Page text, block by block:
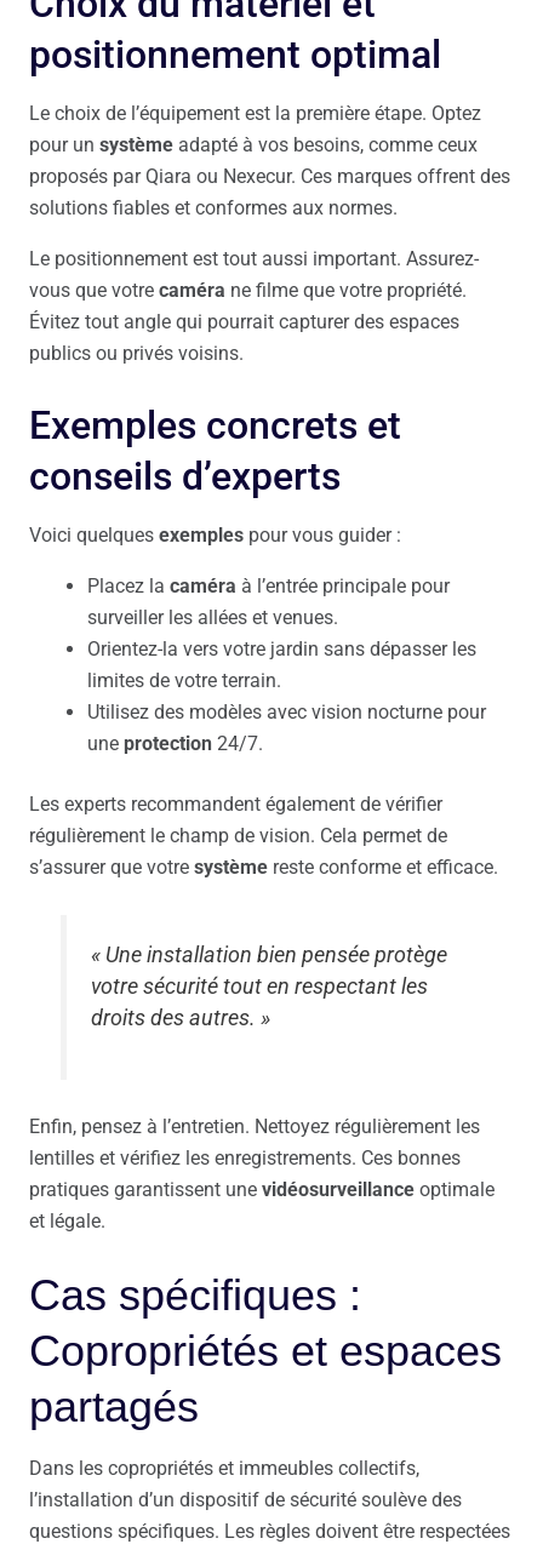
positionnement optimal
Le choix de l’équipement est la première étape. Optez
pour un système adapté à vos besoins, comme ceux
proposés par Qiara ou Nexecur. Ces marques offrent des
solutions fiables et conformes aux normes.
Le positionnement est tout aussi important. Assurez-
vous que votre caméra ne filme que votre propriété.
Évitez tout angle qui pourrait capturer des espaces
publics ou privés voisins.
Exemples concrets et
conseils d’experts
Voici quelques exemples pour vous guider :
Placez la caméra à l’entrée principale pour
surveiller les allées et venues.
Orientez-la vers votre jardin sans dépasser les
limites de votre terrain.
Utilisez des modèles avec vision nocturne pour
une protection 24/7.
Les experts recommandent également de vérifier
régulièrement le champ de vision. Cela permet de
s’assurer que votre système reste conforme et efficace.
« Une installation bien pensée protège
votre sécurité tout en respectant les
droits des autres. »
Enfin, pensez à l’entretien. Nettoyez régulièrement les
lentilles et vérifiez les enregistrements. Ces bonnes
pratiques garantissent une vidéosurveillance optimale
et légale.
Cas spécifiques :
Copropriétés et espaces
partagés
Dans les copropriétés et immeubles collectifs,
l’installation d’un dispositif de sécurité soulève des
questions spécifiques. Les règles doivent être respectées